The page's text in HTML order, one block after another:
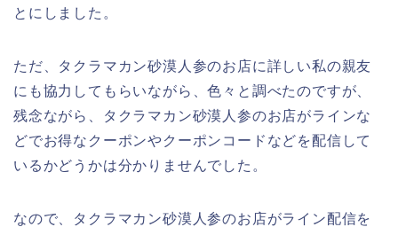
とにしました。
ただ、タクラマカン砂漠人参のお店に詳しい私の親友
にも協力してもらいながら、色々と調べたのですが、
残念ながら、タクラマカン砂漠人参のお店がラインな
どでお得なクーポンやクーポンコードなどを配信して
いるかどうかは分かりませんでした。
なので、タクラマカン砂漠人参のお店がライン配信を